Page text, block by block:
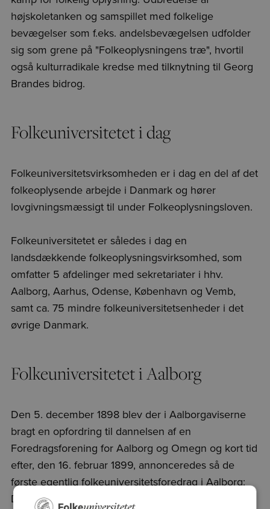
højskoletanken og samspillet med folkelige
bevægelser som f.eks. andelsbevægelsen udfolder
sig som grene på "Folkeoplysningens træ", hvortil
også kulturradikale kredse med tilknytning til Georg
Brandes bidrog.
Folkeuniversitetet i dag
Folkeuniversitetsvirksomheden er i dag en del af det
folkeoplysende arbejde i Danmark og hører
lovgivningsmæssigt til under Folkeoplysningsloven.
Folkeuniversitetet er således i dag en
landsdækkende folkeoplysningsvirksomhed, som
omfatter 5 afdelinger med sekretariater i hhv.
Aalborg, Aarhus, Odense, København og Vemb,
samt ca. 75 mindre folkeuniversitetsenheder i det
øvrige Danmark.
Folkeuniversitetet i Aalborg
Den 5. december 1898 blev der i Aalborgaviserne
bragt en opfordring til dannelsen af en
Foredragsforening for Aalborg og Omegn og kort tid
efter, den 16. februar 1899, annonceredes så de
første egentlig folkeuniversitetsforedrag i Aalborg:
Danmarks økonomiske udvikling de sidste 150 år.